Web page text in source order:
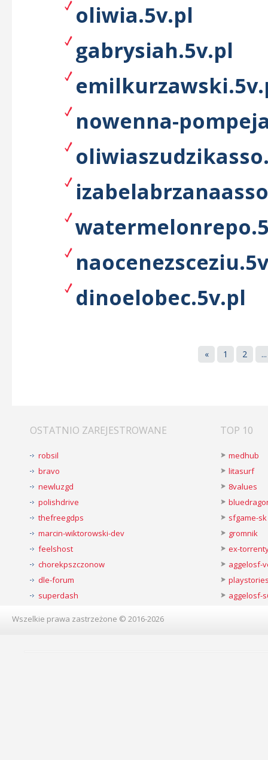
oliwia.5v.pl
gabrysiah.5v.pl
nowenna-
dinoelobec.5v.pl
« 1 2 ...
OSTATNIO ZAREJESTROWANE
robsil
bravo
newluzgd
polishdrive
thefreegdps
marcin-wiktorowski-dev
feelshost
chorekpszczonow
dle-forum
superdash
TOP 10
medhub
litasurf
8values
sfgame-sk
gromnik
ex-
aggelosf-
aggelosf-
Wszelkie prawa zastrzeżone © 2016-2026